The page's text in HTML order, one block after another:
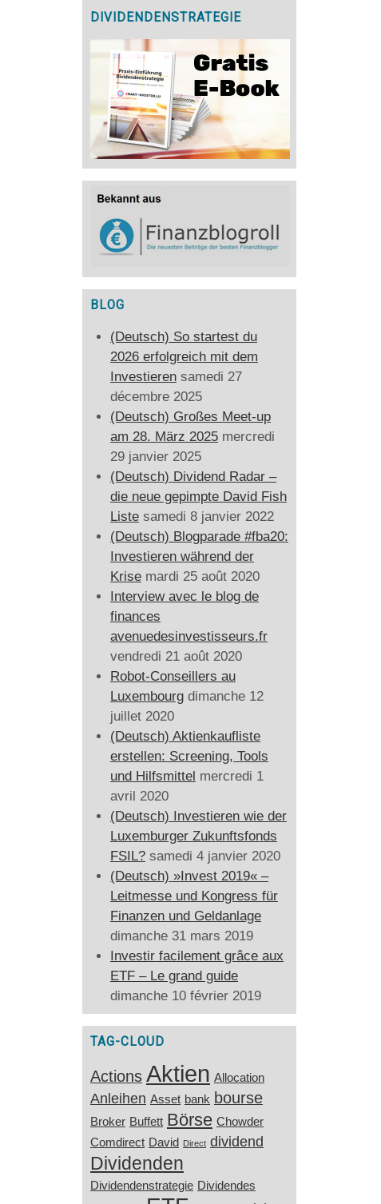
DIVIDENDENSTRATEGIE
BLOG
(Deutsch) So startest du
2026 erfolgreich mit dem
Investieren samedi 27
décembre 2025
(Deutsch) Großes Meet-up
am 28. März 2025 mercredi
29 janvier 2025
(Deutsch) Dividend Radar –
die neue gepimpte David Fish
Liste samedi 8 janvier 2022
(Deutsch) Blogparade #fba20:
Investieren während der
Krise mardi 25 août 2020
Interview avec le blog de
finances
avenuedesinvestisseurs.fr
vendredi 21 août 2020
Robot-Conseillers au
Luxembourg dimanche 12
juillet 2020
(Deutsch) Aktienkaufliste
erstellen: Screening, Tools
und Hilfsmittel mercredi 1
avril 2020
(Deutsch) Investieren wie der
Luxemburger Zukunftsfonds
FSIL? samedi 4 janvier 2020
(Deutsch) »Invest 2019« –
Leitmesse und Kongress für
Finanzen und Geldanlage
dimanche 31 mars 2019
Investir facilement grâce aux
ETF – Le grand guide
dimanche 10 février 2019
TAG-CLOUD
Actions Aktien Allocation
Anleihen Asset bank bourse
Broker Buffett Börse Chowder
Comdirect David Direct dividend
Dividenden
Dividendenstrategie Dividendes